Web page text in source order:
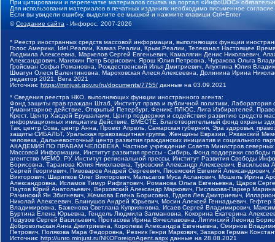
При цитировании и перепечатке материалов ссылка на портал «ИнфоШОС»
Для использования материалов в печатных изданиях необходимо письменное
Если вы увидели ошибку, выделите ее мышкой и нажмите клавиши Ctrl+Enter
©Создание сайта - Инфорос, 2007-2026
* Реестр иностранных средств массовой информации, выполняющих функции
Голос Америки, Idel.Реалии, Кавказ.Реалии, Крым.Реалии, Телеканал Настоящее
Людмила Алексеевна, Маркелов Сергей Евгеньевич, Камалягин Денис Николаевич,
Александрович, Маняхин Петр Борисович, Ярош Юлия Петровна, Чуракова Ольга
Гройсман Софья Романовна, Рождественский Илья Дмитриевич, Апухтина Юлия
Шмагун Олеся Валентиновна, Мароховская Алеся Алексеевна, Долинина Ирина
редактор 2021, Вега 2021
Источник: https://minjust.gov.ru/ru/documents/7755/ данные на 03.09.2021
* Сведения реестра НКО, выполняющих функции иностранного агента:
Фонд защиты прав граждан Штаб, Институт права и публичной политики,
Гуманитарное действие, Открытый Петербург, Феникс ПЛЮС, Лига Избирателей,
Крест, Центр Хасдей Ерушалаим, Центр поддержки и содействия развитию средств
информационных инициатив Действие, ВМЕСТЕ, Благотворительный фонд охраны
Так, центр Сова, центр Анна, Проект Апрель, Самарская губерния, Эра здоровья,
защиты СИБАЛЬТ, Уральская правозащитная группа, Женщины Евразии, Рязанский
человека, Дальневосточный центр развития гражданских инициатив и социального
АКАДЕМИЯ ПО ПРАВАМ ЧЕЛОВЕКА, Частное учреждение Совета Министров северных
Массовой Информации, Институт развития прессы - Сибирь, Фонд поддержки
агентство МЕМО. РУ, Институт региональной прессы, Институт Развития Свободы
Борисовна, Таранова Юлия Николаевна, Туровский Александр Алексеевич,
Сергей Георгиевич, Пивоваров Андрей Сергеевич, Писемский Евгений
Викторович, Шарипков Олег Викторович, Мальсагов Муса Асланович, Мошель Ирина
Александровна, Исламов Тимур Рифгатович, Романова Ольга Евгеньевна, Щаров
Паутов Юрий Анатольевич, Верховский Александр Маркович, Пислакова-Паркер
Рачинский Ян Збигневич, Жемкова Елена Борисовна, Гудков Лев Дмитриевич,
Николай Алексеевич, Блинушов Андрей Юрьевич, Мосин Алексей Геннадьевич,
Владимировна, Баженова Светлана Куприяновна, Исаев Сергей Владимирович,
Буртина Елена Юрьевна, Гендель Людмила Залмановна, Кокорина Екатерина
Подузов Сергей Васильевич, Протасова Ирина Вячеславовна, Литинский Леонид
Добровольская Анна Дмитриевна, Королева Александра Евгеньевна, Смирнов
Петрович, Полякова Мара Федоровна, Резник Генри Маркович, Захаров Герман
Источник: http://unro.minjust.ru/NKOForeignAgent.aspx данные на 28.08.2021